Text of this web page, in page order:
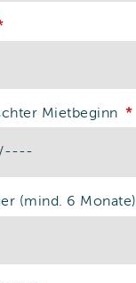
Mietbeginn
(mind. 6 Monate)